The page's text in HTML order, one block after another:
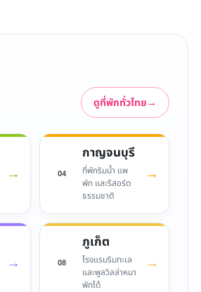
ดูที่พักทั่วไทย→
→ 04
กาญจนบุรี
ที่พักริมน้ำ แพ
พัก และรีสอร์ต
ธรรมชาติ
→
→ 08
ภูเก็ต
โรงแรมริมทะเล
และพูลวิลล่าหมา
พักได้
→